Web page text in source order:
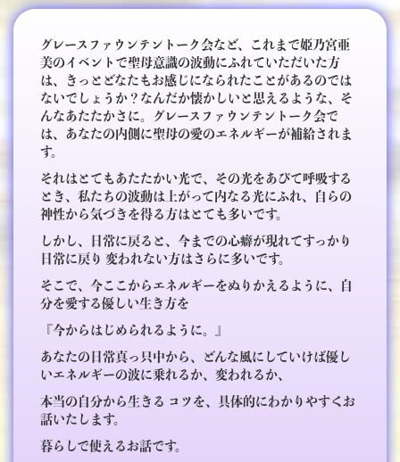
グレースファウンテントーク会など、これまで姫乃宮亜
美のイベントで聖母意識の波動にふれていただいた方
は、きっとどなたもお感じになられたことがあるのでは
ないでしょうか？なんだか懐かしいと思えるような、そ
んなあたたかさに。グレースファウンテントーク会で
は、あなたの内側に聖母の愛のエネルギーが補給されま
す。
それはとてもあたたかい光で、その光をあびて呼吸する
とき、私たちの波動は上がって内なる光にふれ、自らの
神性から気づきを得る方はとても多いです。
しかし、日常に戻ると、今までの心癖が現れてすっかり
日常に戻り 変われない方はさらに多いです。
そこで、今ここからエネルギーをぬりかえるように、自
分を愛する優しい生き方を
『今からはじめられるように。』
あなたの日常真っ只中から、どんな風にしていけば優し
いエネルギーの波に乗れるか、変われるか、
本当の自分から生きる コツを、具体的にわかりやすくお
話いたします。
暮らしで使えるお話です。